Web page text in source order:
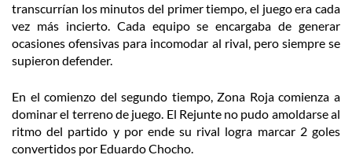
transcurrían los minutos del primer tiempo, el juego era cada
vez más incierto. Cada equipo se encargaba de generar
ocasiones ofensivas para incomodar al rival, pero siempre se
supieron defender.
En el comienzo del segundo tiempo, Zona Roja comienza a
dominar el terreno de juego. El Rejunte no pudo amoldarse al
ritmo del partido y por ende su rival logra marcar 2 goles
convertidos por Eduardo Chocho.